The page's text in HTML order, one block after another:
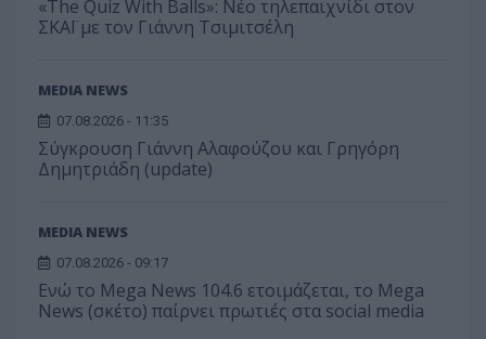
«The Quiz With Balls»: Νέο τηλεπαιχνίδι στον
ΣΚΑΪ με τον Γιάννη Τσιμιτσέλη
MEDIA NEWS
07.08.2026 - 11:35
Σύγκρουση Γιάννη Αλαφούζου και Γρηγόρη
Δημητριάδη (update)
MEDIA NEWS
07.08.2026 - 09:17
Ενώ το Mega News 104.6 ετοιμάζεται, το Mega
News (σκέτο) παίρνει πρωτιές στα social media